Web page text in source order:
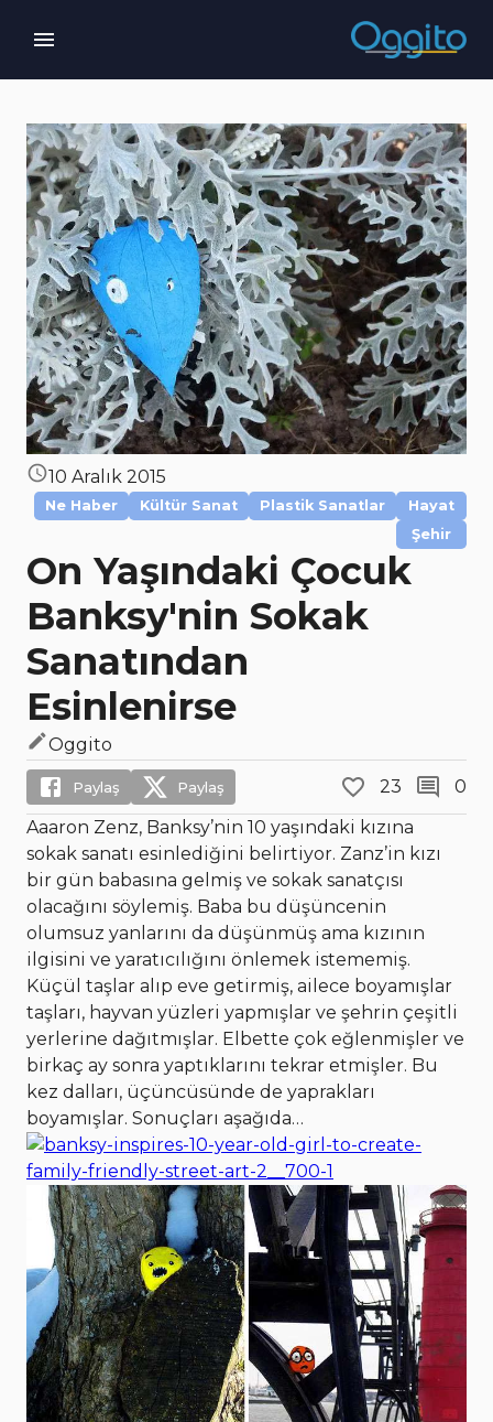
10 Aralık 2015
Ne Haber Kültür Sanat Plastik Sanatlar
Hayat
Şehir
On Yaşındaki Çocuk
Banksy'nin Sokak
Sanatından
Esinlenirse
Oggito
Paylaş Paylaş 23
0
Aaaron Zenz, Banksy’nin 10 yaşındaki kızına
sokak sanatı esinlediğini belirtiyor. Zanz’in kızı
bir gün babasına gelmiş ve sokak sanatçısı
olacağını söylemiş. Baba bu düşüncenin
olumsuz yanlarını da düşünmüş ama kızının
ilgisini ve yaratıcılığını önlemek istememiş.
Küçül taşlar alıp eve getirmiş, ailece boyamışlar
taşları, hayvan yüzleri yapmışlar ve şehrin çeşitli
yerlerine dağıtmışlar. Elbette çok eğlenmişler ve
birkaç ay sonra yaptıklarını tekrar etmişler. Bu
kez dalları, üçüncüsünde de yaprakları
boyamışlar. Sonuçları aşağıda…